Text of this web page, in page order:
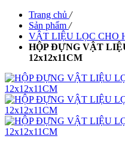
Trang chủ /
Sản phẩm /
VẬT LIỆU LỌC CHO
HỘP ĐỰNG VẬT
12x12x11CM